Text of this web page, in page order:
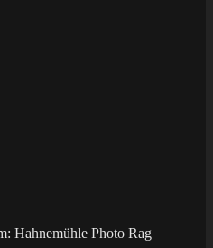
Hahnemühle Photo Rag